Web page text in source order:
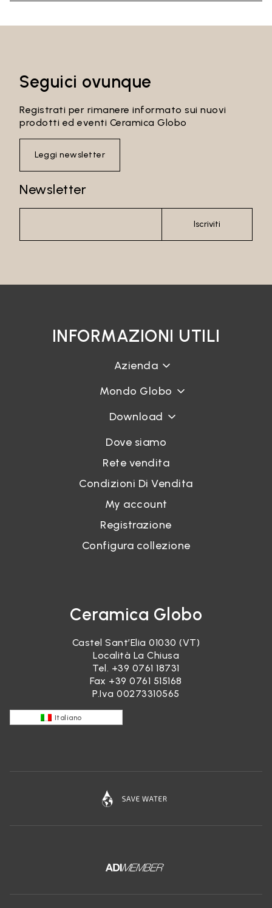
Seguici ovunque
Registrati per rimanere informato sui nuovi
prodotti ed eventi Ceramica Globo
Leggi newsletter
Newsletter
Iscriviti
INFORMAZIONI UTILI
Azienda
Mondo Globo
Download
Dove siamo
Rete vendita
Condizioni Di Vendita
My account
Registrazione
Configura collezione
Ceramica Globo
Castel Sant’Elia 01030 (VT)
Località La Chiusa
Tel. +39 0761 18731
Fax +39 0761 515168
P.Iva 00273310565
Italiano